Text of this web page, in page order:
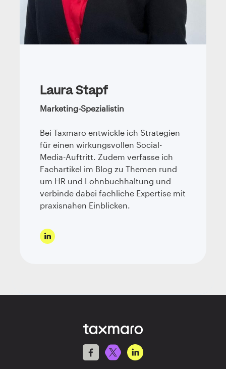
Laura Stapf
Marketing-Spezialistin
Bei Taxmaro entwickle ich Strategien
für einen wirkungsvollen Social-
Media-Auftritt. Zudem verfasse ich
Fachartikel im Blog zu Themen rund
um HR und Lohnbuchhaltung und
verbinde dabei fachliche Expertise mit
praxisnahen Einblicken.